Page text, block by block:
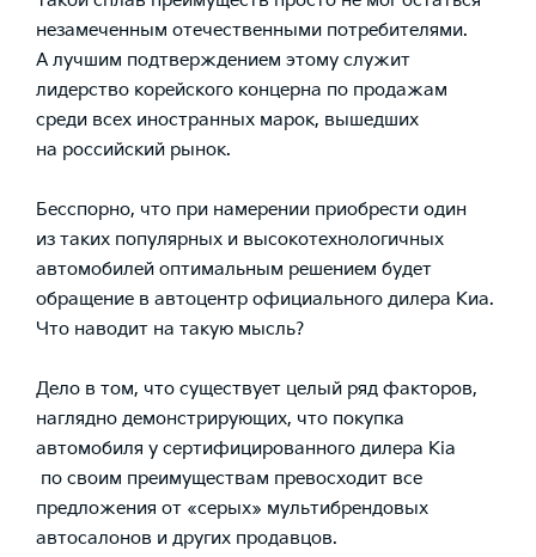
незамеченным отечественными потребителями.
А лучшим подтверждением этому служит
лидерство корейского концерна по продажам
среди всех иностранных марок, вышедших
на российский рынок.
Бесспорно, что при намерении приобрести один
из таких популярных и высокотехнологичных
автомобилей оптимальным решением будет
обращение в автоцентр официального дилера Киа.
Что наводит на такую мысль?
Дело в том, что существует целый ряд факторов,
наглядно демонстрирующих, что покупка
автомобиля у сертифицированного дилера Kia
по своим преимуществам превосходит все
предложения от «серых» мультибрендовых
автосалонов и других продавцов.